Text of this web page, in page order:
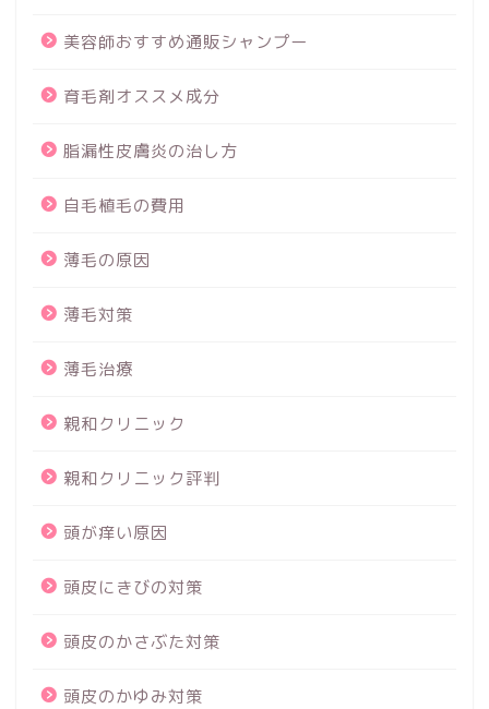
美容師おすすめ通販シャンプー
育毛剤オススメ成分
脂漏性皮膚炎の治し方
自毛植毛の費用
薄毛の原因
薄毛対策
薄毛治療
親和クリニック
親和クリニック評判
頭が痒い原因
頭皮にきびの対策
頭皮のかさぶた対策
頭皮のかゆみ対策